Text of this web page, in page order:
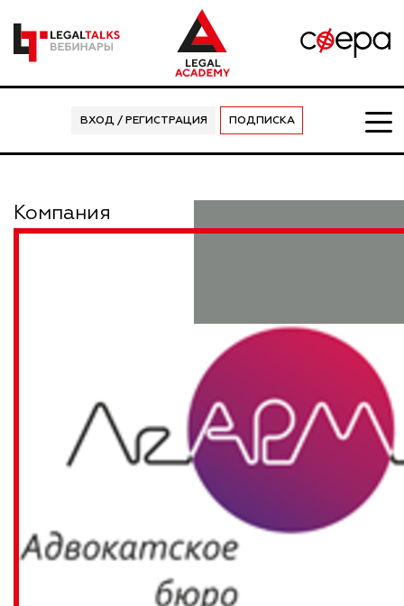
ВХОД / РЕГИСТРАЦИЯ ПОДПИСКА
Компания